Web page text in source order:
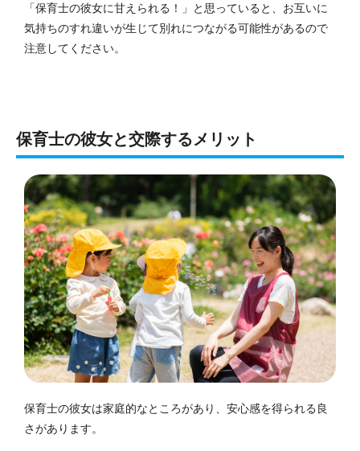
「保育士の彼女に甘えられる！」と思っていると、お互いに
気持ちのすれ違いが生じて別れにつながる可能性があるので
注意してください。
保育士の彼女と交際するメリット
保育士の彼女は家庭的なところがあり、安心感を得られる良
さがあります。